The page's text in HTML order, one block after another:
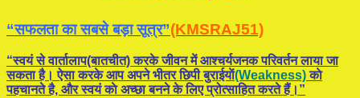
“सफलता का सबसे बड़ा सूत्र”(KMSRAJ51)
“स्वयं से वार्तालाप(बातचीत) करके जीवन में आश्चर्यजनक परिवर्तन लाया जा
सकता है। ऐसा करके आप अपने भीतर छिपी बुराईयाें(Weakness)काे
पहचानते है, और स्वयं काे अच्छा बनने के लिए प्रोत्साहित करते हैं।”